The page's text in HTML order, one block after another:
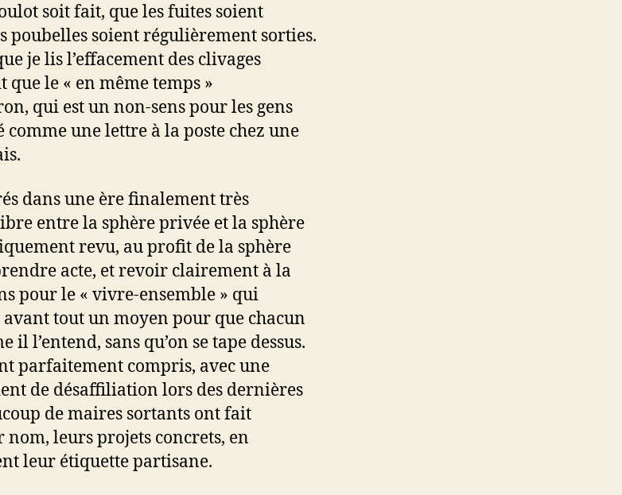
soit fait, que les fuites soient
poubelles soient régulièrement sorties.
je lis l’effacement des clivages
le « en même temps »
qui est un non-sens pour les gens
comme une lettre à la poste chez une
dans une ère finalement très
entre la sphère privée et la sphère
revu, au profit de la sphère
acte, et revoir clairement à la
pour le « vivre-ensemble » qui
avant tout un moyen pour que chacun
il l’entend, sans qu’on se tape dessus.
parfaitement compris, avec une
de désaffiliation lors des dernières
de maires sortants ont fait
nom, leurs projets concrets, en
leur étiquette partisane.